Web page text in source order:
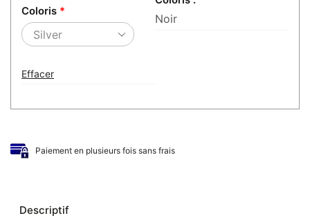
Coloris *
Effacer
Noir
Paiement en plusieurs fois sans frais
Descriptif